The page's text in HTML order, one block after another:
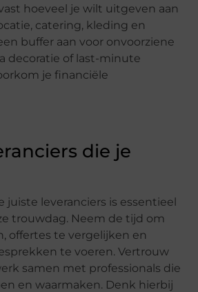
hoeveel je wilt uitgeven aan
catering, kleding en
buffer aan voor onvoorziene
decoratie of last-minute
je financiële
die je
juiste leveranciers is essentieel
trouwdag. Neem de tijd om
offertes te vergelijken en
te voeren. Vertrouw
samen met professionals die
en waarmaken. Denk hierbij